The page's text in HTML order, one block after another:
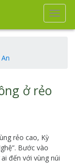
ở rẻo
rẻo cao, Kỳ
Bước vào
đến với vùng núi